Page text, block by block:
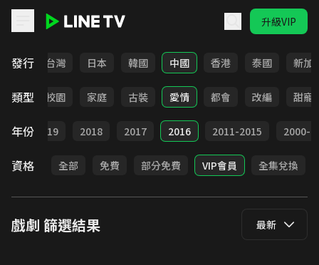
升級VIP
發行
全部 台灣 日本 韓國 中國 香港 泰國 新加
類型
職場 校園 家庭 古裝 愛情 都會 改編 甜寵
年份 2019 2018 2017 2016 2011-2015 2000-
資格 全部 免費 部分免費 VIP會員 全集兌換
戲劇 篩選結果 最新